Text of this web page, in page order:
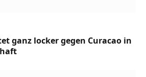
ganz locker gegen Curacao in